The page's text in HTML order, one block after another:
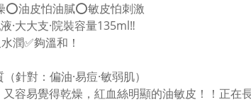
⭕️油皮怕油膩⭕️敏皮怕刺激
·大大支·院裝容量135ml‼️
潤✅夠溫和！
針對：偏油·易痘·敏弱肌）
容易覺得乾燥，紅血絲明顯的油敏皮！！正在